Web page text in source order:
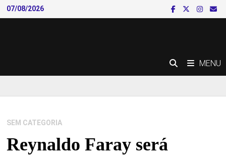
Skip
to
07/08/2026
MENU
SEM CATEGORIA
Reynaldo Faray será